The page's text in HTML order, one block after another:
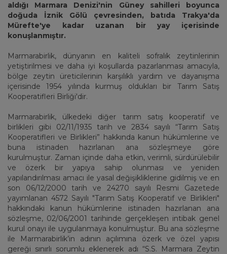
aldığı Marmara Denizi'nin Güney sahilleri boyunca
doğuda İznik Gölü çevresinden, batıda Trakya'da
Mürefte'ye kadar uzanan bir yay içerisinde
konuşlanmıştır.
Marmarabirlik, dünyanın en kaliteli sofralık zeytinlerinin
yetiştirilmesi ve daha iyi koşullarda pazarlanması amacıyla,
bölge zeytin üreticilerinin karşılıklı yardım ve dayanışma
içerisinde 1954 yılında kurmuş oldukları bir Tarım Satış
Kooperatifleri Birliği'dir.
Marmarabirlik, ülkedeki diğer tarım satış kooperatif ve
birlikleri gibi 02/11/1935 tarih ve 2834 sayılı “Tarım Satış
Kooperatifleri ve Birlikleri” hakkında kanun hükümlerine ve
buna istinaden hazırlanan ana sözleşmeye göre
kurulmuştur. Zaman içinde daha etkin, verimli, sürdürülebilir
ve özerk bir yapıya sahip olunması ve yeniden
yapılandırılması amacı ile yasal değişikliklerine gidilmiş ve en
son 06/12/2000 tarih ve 24270 sayılı Resmi Gazetede
yayımlanan 4572 Sayılı "Tarım Satış Kooperatif ve Birlikleri"
hakkındaki kanun hükümlerine istinaden hazırlanan ana
sözleşme, 02/06/2001 tarihinde gerçekleşen intibak genel
kurul onayı ile uygulanmaya konulmuştur. Bu ana sözleşme
ile Marmarabirlik’in adının açılımına özerk ve özel yapısı
gereği sınırlı sorumlu eklenerek adı “S.S. Marmara Zeytin